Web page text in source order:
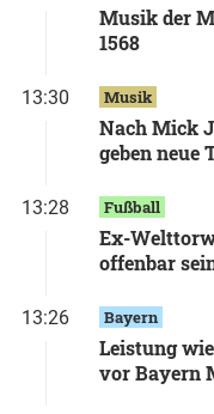
Musik der
1568
13:30 Musik
Nach Mick
geben neue
13:28 Fußball
Ex-
offenbar
13:26 Bayern
Leistung
vor Bayern